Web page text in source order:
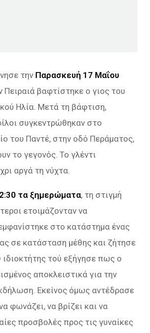
την Παρασκευή 17 Μαΐου
Πειραιά βαφτίστηκε ο γιος του
Ηλία. Μετά τη βάφτιση,
συγκεντρώθηκαν στο
του Παντέ, στην οδό Περάματος,
το γεγονός. Το γλέντι
αργά τη νύχτα.
τα ξημερώματα, τη στιγμή
ετοιμάζονταν να
στο κατάστημα ένας
σε κατάσταση μέθης και ζήτησε
ιδιοκτήτης τού εξήγησε πως ο
αποκλειστικά για την
Εκείνος όμως αντέδρασε
φωνάζει, να βρίζει και να
προσβολές προς τις γυναίκες